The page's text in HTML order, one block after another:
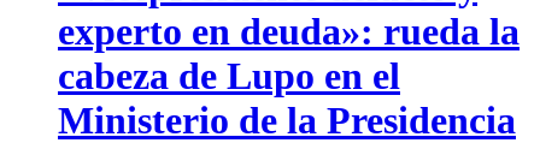
experto en deuda»: rueda la
cabeza de Lupo en el
Ministerio de la Presidencia